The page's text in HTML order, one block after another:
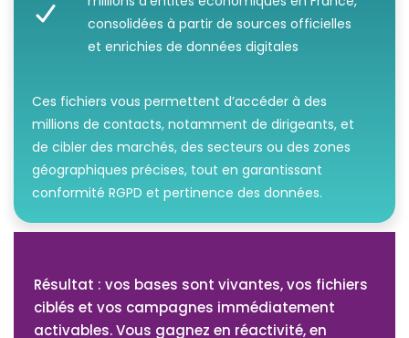
consolidées à partir de sources officielles
et enrichies de données digitales
Ces fichiers vous permettent d’accéder à des
millions de contacts, notamment de dirigeants, et
de cibler des marchés, des secteurs ou des zones
géographiques précises, tout en garantissant
conformité RGPD et pertinence des données.
Résultat : vos bases sont vivantes, vos fichiers
ciblés et vos campagnes immédiatement
activables. Vous gagnez en réactivité, en